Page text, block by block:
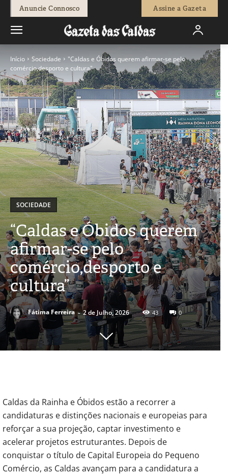
Anuncie Connosco Assine a Gazeta
Início Sociedade
"Caldas e Óbidos querem afirmar-se pelo
comércio,desporto e cultura"
SOCIEDADE
“Caldas e Óbidos querem
afirmar-se pelo
comércio,desporto e
cultura”
Fátima Ferreira - 2 de Julho, 2026 43 0
Caldas da Rainha e Óbidos estão a recorrer a
candidaturas e distinções nacionais e europeias para
reforçar a sua projeção, captar investimento e
acelerar projetos estruturantes. Depois de
conquistar o título de Capital Europeia do Pequeno
Comércio, as Caldas avançam para a candidatura a